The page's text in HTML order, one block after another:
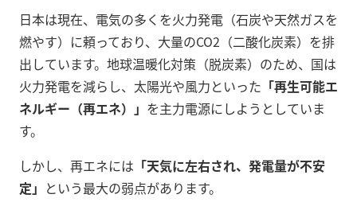
日本は現在、電気の多くを火力発電（石炭や天然ガスを
燃やす）に頼っており、大量のCO2（二酸化炭素）を排
出しています。地球温暖化対策（脱炭素）のため、国は
火力発電を減らし、太陽光や風力といった 「再生可能エ
ネルギー（再エネ）」 を主力電源にしようとしていま
す。
しかし、再エネには 「天気に左右され、発電量が不安
定」 という最大の弱点があります。